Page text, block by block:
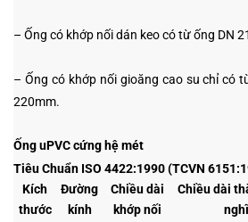
– Ống có khớp nối dán keo có từ ống DN
– Ống có khớp nối gioăng cao su chỉ có
220mm.
Ống uPVC cứng hệ mét
Tiêu Chuẩn ISO 4422:1990 (TCVN
Kích
thước
Đường
kính
Chiều dài
khớp nối
Chiều dài